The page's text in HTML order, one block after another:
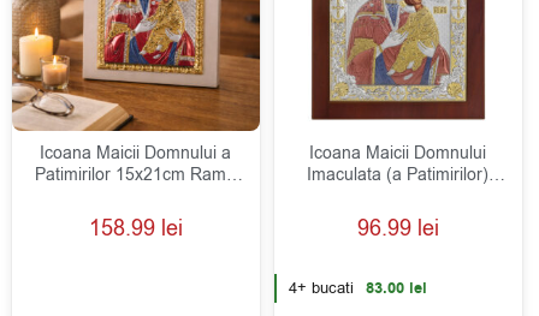
Icoana Maicii Domnului a
Patimirilor 15x21cm Rama
158.99 lei
Icoana Maicii Domnului
Imaculata (a Patimirilor)
96.99 lei
4+ bucati 83.00 lei